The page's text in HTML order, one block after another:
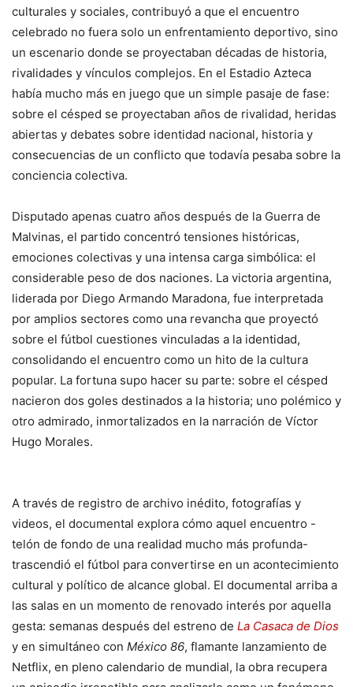
culturales y sociales, contribuyó a que el encuentro
celebrado no fuera solo un enfrentamiento deportivo, sino
un escenario donde se proyectaban décadas de historia,
rivalidades y vínculos complejos. En el Estadio Azteca
había mucho más en juego que un simple pasaje de fase:
sobre el césped se proyectaban años de rivalidad, heridas
abiertas y debates sobre identidad nacional, historia y
consecuencias de un conflicto que todavía pesaba sobre la
conciencia colectiva.
Disputado apenas cuatro años después de la Guerra de
Malvinas, el partido concentró tensiones históricas,
emociones colectivas y una intensa carga simbólica: el
considerable peso de dos naciones. La victoria argentina,
liderada por Diego Armando Maradona, fue interpretada
por amplios sectores como una revancha que proyectó
sobre el fútbol cuestiones vinculadas a la identidad,
consolidando el encuentro como un hito de la cultura
popular. La fortuna supo hacer su parte: sobre el césped
nacieron dos goles destinados a la historia; uno polémico y
otro admirado, inmortalizados en la narración de Víctor
Hugo Morales.
A través de registro de archivo inédito, fotografías y
videos, el documental explora cómo aquel encuentro -
telón de fondo de una realidad mucho más profunda-
trascendió el fútbol para convertirse en un acontecimiento
cultural y político de alcance global. El documental arriba a
las salas en un momento de renovado interés por aquella
gesta: semanas después del estreno de La Casaca de Dios
y en simultáneo con México 86, flamante lanzamiento de
Netflix, en pleno calendario de mundial, la obra recupera